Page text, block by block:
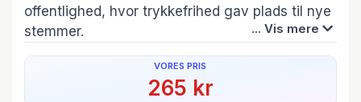
offentlighed, hvor trykkefrihed gav plads til nye
stemmer.
Få vakte større debat end grevinde Danner. Hun
voksede op i fattige kår, men blev kongens
... Vis mere
VORES PRIS
265 kr